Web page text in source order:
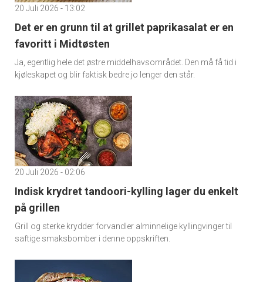
20 Juli 2026 - 13:02
Det er en grunn til at grillet paprikasalat er en
favoritt i Midtøsten
Ja, egentlig hele det østre middelhavsområdet. Den må få tid i
kjøleskapet og blir faktisk bedre jo lenger den står.
20 Juli 2026 - 02:06
Indisk krydret tandoori-kylling lager du enkelt
på grillen
Grill og sterke krydder forvandler alminnelige kyllingvinger til
saftige smaksbomber i denne oppskriften.